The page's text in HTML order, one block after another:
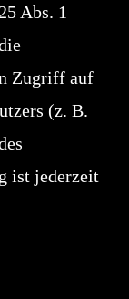
Abs. 1
Zugriff auf
(z. B.
ist jederzeit